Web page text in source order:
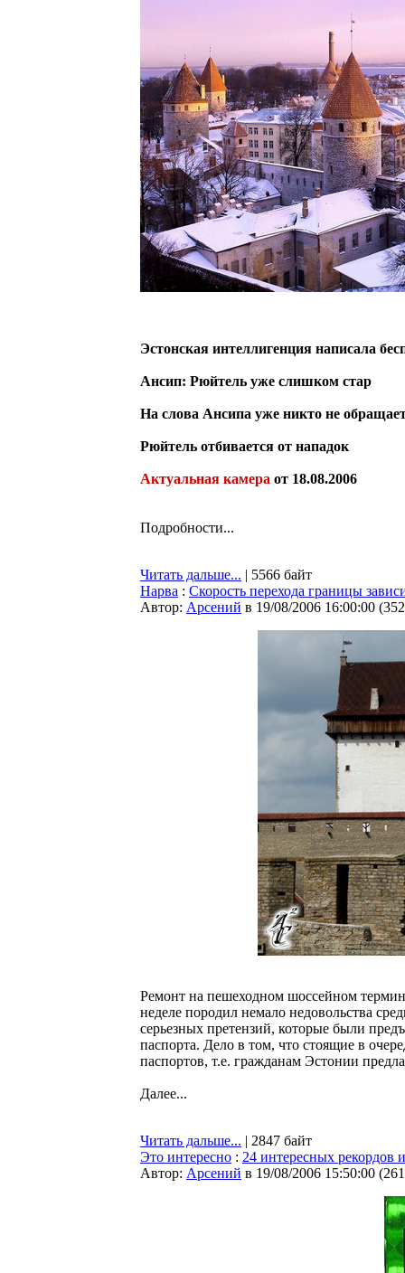
Эстонская интеллигенция написала
Ансип: Рюйтель уже слишком стар
На слова Ансипа уже никто не
Рюйтель отбивается от нападок
Актуальная камера от 18.08.2006
Подробности...
Читать дальше... | 5566 байт
Нарва : Скорость перехода границы
Автор: Арсений в 19/08/2006 16:00:00 (
Ремонт на пешеходном шоссейном
неделе породил немало недовольства
серьезных претензий, которые были
паспорта. Дело в том, что стоящие в
паспортов, т.е. гражданам Эстонии
Далее...
Читать дальше... | 2847 байт
Это интересно : 24 интересных рекордов
Автор: Арсений в 19/08/2006 15:50:00 (